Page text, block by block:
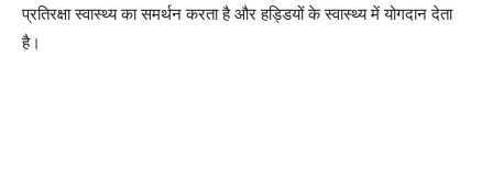
प्रतिरक्षा स्वास्थ्य का समर्थन करता है और हड्डियों के स्वास्थ्य में योगदान देता
है।